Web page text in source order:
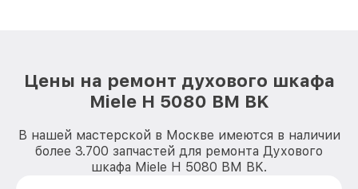
Цены на ремонт духового шкафа
Miele H 5080 BM BK
В нашей мастерской в Москве имеются в наличии
более 3.700 запчастей для ремонта Духового
шкафа Miele H 5080 BM BK.